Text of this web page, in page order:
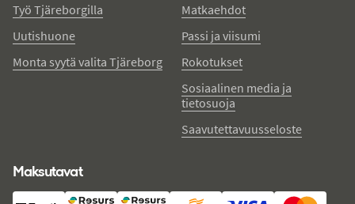
Työ Tjäreborgilla
Uutishuone
Monta syytä valita Tjäreborg
Matkaehdot
Passi ja viisumi
Rokotukset
Sosiaalinen media ja
tietosuoja
Saavutettavuusseloste
Maksutavat